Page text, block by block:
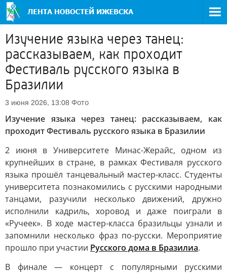
Изучение языка через танец:
рассказываем, как проходит
Фестиваль русского языка в
Бразилии
3 июня 2026, 13:08 Фото
Изучение языка через танец: рассказываем, как
проходит Фестиваль русского языка в Бразилии
2 июня в Университете Минас-Жерайс, одном из
крупнейших в стране, в рамках Фестиваля русского
языка прошёл танцевальный мастер-класс. Студенты
университета познакомились с русскими народными
танцами, разучили несколько движений, дружно
исполнили кадриль, хоровод и даже поиграли в
«Ручеек». В ходе мастер-класса бразильцы узнали и
запомнили несколько фраз по-русски. Мероприятие
прошло при участии Русского дома в Бразилиа.
В финале — концерт с популярными русскими